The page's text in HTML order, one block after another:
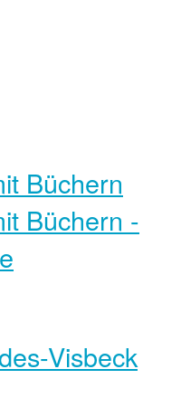
Büchern
Büchern -
Visbeck